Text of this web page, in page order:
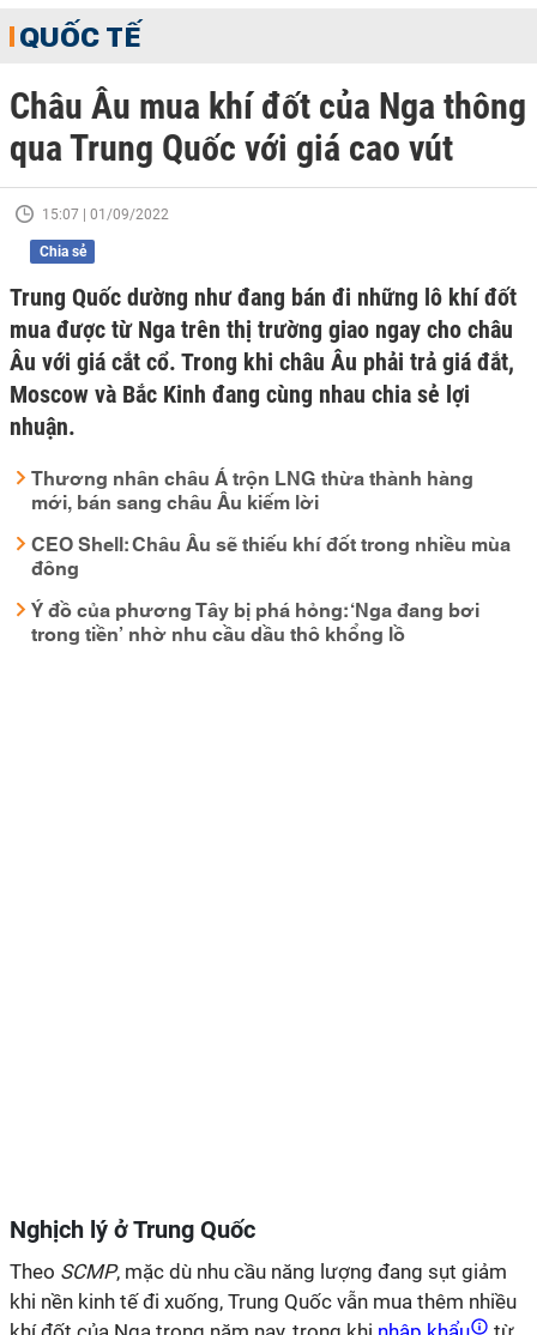
QUỐC TẾ
Châu Âu mua khí đốt của Nga thông
qua Trung Quốc với giá cao vút
15:07 | 01/09/2022
Chia sẻ
Trung Quốc dường như đang bán đi những lô khí đốt
mua được từ Nga trên thị trường giao ngay cho châu
Âu với giá cắt cổ. Trong khi châu Âu phải trả giá đắt,
Moscow và Bắc Kinh đang cùng nhau chia sẻ lợi
nhuận.
Thương nhân châu Á trộn LNG thừa thành hàng
mới, bán sang châu Âu kiếm lời
CEO Shell: Châu Âu sẽ thiếu khí đốt trong nhiều mùa
đông
Ý đồ của phương Tây bị phá hỏng: ‘Nga đang bơi
trong tiền’ nhờ nhu cầu dầu thô khổng lồ
Nghịch lý ở Trung Quốc
Theo SCMP, mặc dù nhu cầu năng lượng đang sụt giảm
khi nền kinh tế đi xuống, Trung Quốc vẫn mua thêm nhiều